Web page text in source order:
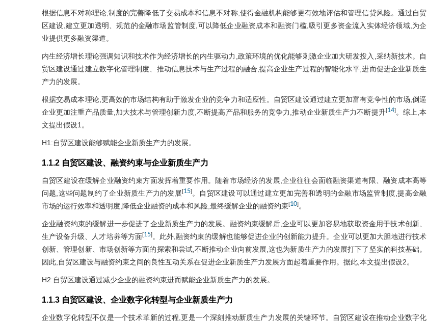
根据信息不对称理论,制度的完善降低了交易成本和信息不对称,使得金融机构能够更有效地评估和管理信贷风险。通过自贸
区建设,建立更加透明、规范的金融市场监管制度,可以降低企业融资成本和融资门槛,吸引更多资金流入实体经济领域,为企
业提供更多融资渠道。
内生经济增长理论强调知识和技术作为经济增长的内生驱动力,政策环境的优化能够刺激企业加大研发投入,采纳新技术。自
贸区建设通过建立数字化管理制度、推动信息技术与生产过程的融合,提高企业生产过程的智能化水平,进而促进企业新质生
产力的发展。
根据交易成本理论,更高效的市场结构有助于激发企业的竞争力和适应性。自贸区建设通过建立更加富有竞争性的市场,倒逼
企业更加注重产品质量,加大技术与管理创新力度,不断提高产品和服务的竞争力,推动企业新质生产力不断提升[14]。综上,本
文提出假设1。
H1:自贸区建设能够赋能企业新质生产力的发展。
1.1.2 自贸区建设、融资约束与企业新质生产力
自贸区建设在缓解企业融资约束方面发挥着重要作用。随着市场经济的发展,企业往往会面临融资渠道有限、融资成本高等
问题,这些问题制约了企业新质生产力的发展[15]。自贸区建设可以通过建立更加完善和透明的金融市场监管制度,提高金融
市场的运行效率和透明度,降低企业融资的成本和风险,最终缓解企业的融资约束[10]。
企业融资约束的缓解进一步促进了企业新质生产力的发展。融资约束缓解后,企业可以更加容易地获取资金用于技术创新、
生产设备升级、人才培养等方面[15]。此外,融资约束的缓解也能够促进企业的创新能力提升。企业可以更加大胆地进行技术
创新、管理创新、市场创新等方面的探索和尝试,不断推动企业向前发展,这也为新质生产力的发展打下了坚实的科技基础。
因此,自贸区建设与融资约束之间的良性互动关系在促进企业新质生产力发展方面起着重要作用。据此,本文提出假设2。
H2:自贸区建设通过减少企业的融资约束进而赋能企业新质生产力的发展。
1.1.3 自贸区建设、企业数字化转型与企业新质生产力
企业数字化转型不仅是一个技术革新的过程,更是一个深刻推动新质生产力发展的关键环节。自贸区建设在推动企业数字化